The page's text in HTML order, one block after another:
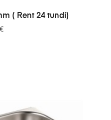
( Rent 24 tundi)
€